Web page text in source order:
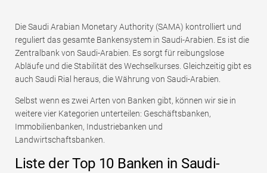
Die Saudi Arabian Monetary Authority (SAMA) kontrolliert und
reguliert das gesamte Bankensystem in Saudi-Arabien. Es ist die
Zentralbank von Saudi-Arabien. Es sorgt für reibungslose
Abläufe und die Stabilität des Wechselkurses. Gleichzeitig gibt es
auch Saudi Rial heraus, die Währung von Saudi-Arabien.
Selbst wenn es zwei Arten von Banken gibt, können wir sie in
weitere vier Kategorien unterteilen: Geschäftsbanken,
Immobilienbanken, Industriebanken und
Landwirtschaftsbanken.
Liste der Top 10 Banken in Saudi-